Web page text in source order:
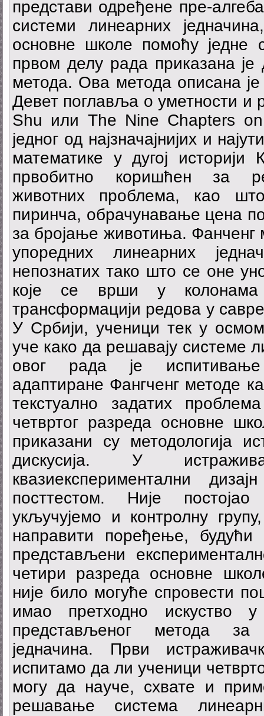
представи одређене пре-
системи линеарних
основне школе помоћу једне
првом делу рада приказана је
метода. Ова метода описана
Девет поглавља о уметности и
Shu или The Nine Chapters
једног од најзначајнијих и
математике у дугој
првобитно коришћен за
животних проблема, као
пиринча, обрачунавање цена
за бројање животиња. Фанченг
упоредних линеарних
непознатих тако што се оне
које се врши у колонама
трансформацији редова у
У Србији, ученици тек у
уче како да решавају системе
овог рада је
адаптиране Фангченг методе
текстуално задатих
четвртог разреда основне
приказани су методологија
дискусија. У
квазиекспериментални
посттестом. Није
укључујемо и контролну
направити поређење,
представљени
четири разреда основне
није било могуће спровести
имао претходно искуство
представљеног метода
једначина. Први
испитамо да ли ученици
могу да науче, схвате и
решавање система